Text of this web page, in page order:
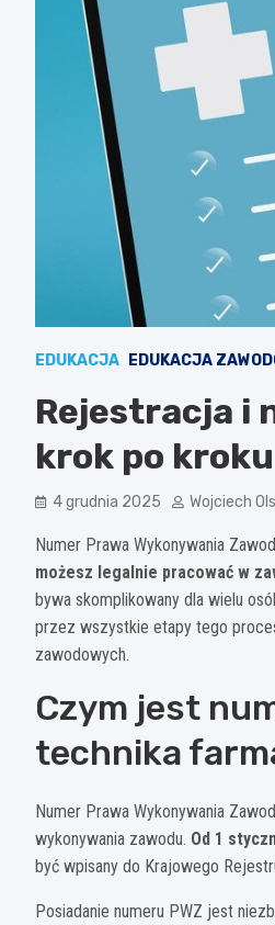
EDUKACJA EDUKACJA
Rejestracja i
krok po kroku
4 grudnia 2025 Wojciech
Numer Prawa Wykonywania
możesz legalnie pracować w
bywa skomplikowany dla wielu
przez wszystkie etapy tego
zawodowych.
Czym jest
technika
Numer Prawa Wykonywania
wykonywania zawodu. Od 1
być wpisany do Krajowego
Posiadanie numeru PWZ jest